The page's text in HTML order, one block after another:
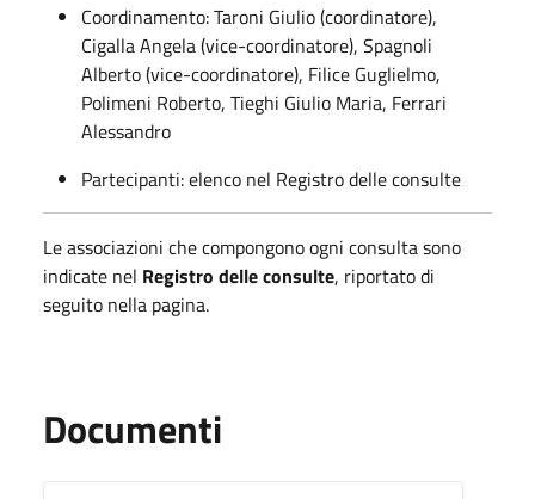
Coordinamento: Taroni Giulio (coordinatore),
Cigalla Angela (vice-coordinatore), Spagnoli
Alberto (vice-coordinatore), Filice Guglielmo,
Polimeni Roberto, Tieghi Giulio Maria, Ferrari
Alessandro
Partecipanti: elenco nel Registro delle consulte
Le associazioni che compongono ogni consulta sono
indicate nel Registro delle consulte, riportato di
seguito nella pagina.
Documenti